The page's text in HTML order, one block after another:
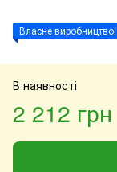
Власне виробництво!
В наявності
2 212 грн